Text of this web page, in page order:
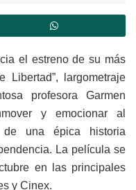
el estreno de su más
Libertad”, largometraje
profesora Garmen
y emocionar al
de una épica historia
La película se
en las principales
y Cinex.